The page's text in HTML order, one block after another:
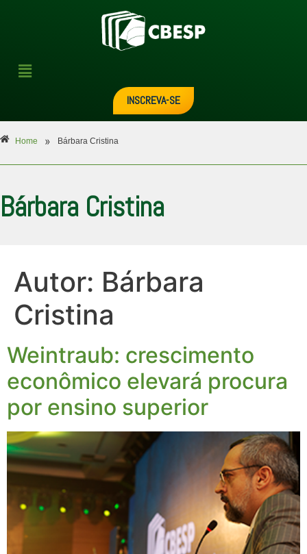
INSCREVA-SE
Home » Bárbara Cristina
Bárbara Cristina
Autor: Bárbara
Cristina
Weintraub: crescimento
econômico elevará procura
por ensino superior